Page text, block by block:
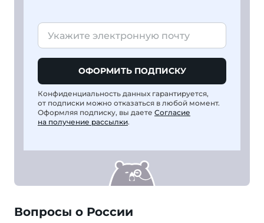
ОФОРМИТЬ ПОДПИСКУ
Конфиденциальность данных гарантируется,
от подписки можно отказаться в любой момент.
Оформляя подписку, вы даете Согласие
на получение рассылки.
Вопросы о России